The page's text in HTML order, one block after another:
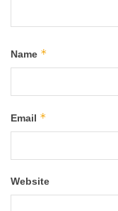
Name *
Email *
Website